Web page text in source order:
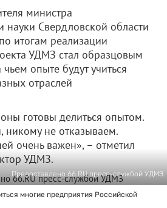
министра
Свердловской области
итогам реализации
УДМЗ стал образцовым
опыте будут учиться
отраслей
готовы делиться опытом.
никому не отказываем.
очень важен», – отметил
УДМЗ.
Предоставлено 66.RU пресс-службой УДМЗ
многие предприятия Российской